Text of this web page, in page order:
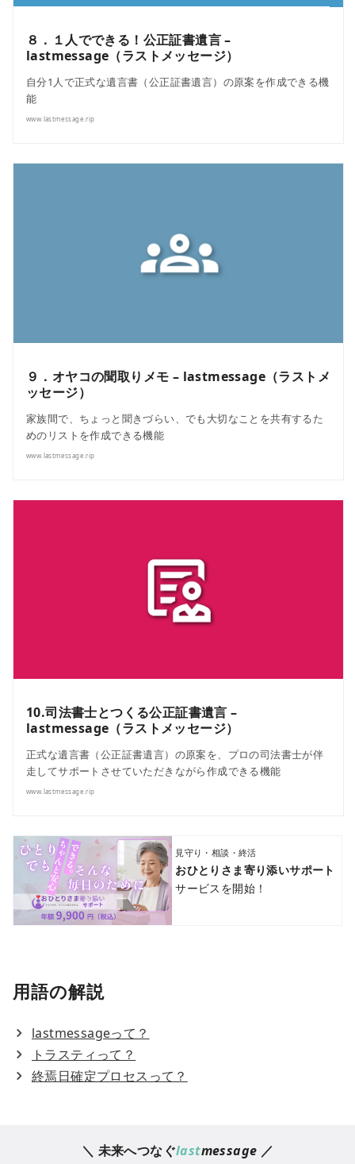
８．１人でできる！公正証書遺言 –
lastmessage（ラストメッセージ）
自分1人で正式な遺言書（公正証書遺言）の原案を作成できる機
能
www.lastmessage.rip
９．オヤコの聞取りメモ – lastmessage（ラストメ
ッセージ）
家族間で、ちょっと聞きづらい、でも大切なことを共有するた
めのリストを作成できる機能
www.lastmessage.rip
10.司法書士とつくる公正証書遺言 –
lastmessage（ラストメッセージ）
正式な遺言書（公正証書遺言）の原案を、プロの司法書士が伴
走してサポートさせていただきながら作成できる機能
www.lastmessage.rip
見守り・相談・終活
おひとりさま寄り添いサポート
サービスを開始！
用語の解説
lastmessageって？
トラスティって？
終焉日確定プロセスって？
＼ 未来へつなぐlastmessage ／